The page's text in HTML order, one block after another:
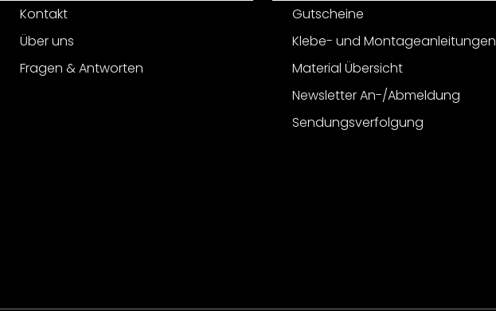
Kontakt
Über uns
Fragen & Antworten
Gutscheine
Klebe- und Montageanleitungen
Material Übersicht
Newsletter An-/Abmeldung
Sendungsverfolgung